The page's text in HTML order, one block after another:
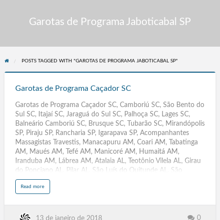
Garotas de Programa Jaboticabal SP
POSTS TAGGED WITH "GAROTAS DE PROGRAMA JABOTICABAL SP"
Caçador
Garotas de Programa Caçador SC
Garotas de Programa Caçador SC, Camboriú SC, São Bento do
Sul SC, Itajaí SC, Jaraguá do Sul SC, Palhoça SC, Lages SC,
Balneário Camboriú SC, Brusque SC, Tubarão SC, Mirandópolis
SP, Piraju SP, Rancharia SP, Igarapava SP, Acompanhantes
Massagistas Travestis, Manacapuru AM, Coari AM, Tabatinga
AM, Maués AM, Tefé AM, Manicoré AM, Humaitá AM,
Iranduba AM, Lábrea AM, Atalaia AL, Teotônio Vilela AL, Girau
do Ponciano AL, Pilar AL, São Luís do Quitunde AL, São
Sebastião AL, Maragogi AL, São José da Tapera AL, Jaboatão
dos Guararapes, Olinda, Caruaru, Paulista, Petrolina, Cabo de
Santa Cruz do Capibaribe, Ipojuca, Serra Talhada, Araripina,
Read morea
t
13 de janeiro de 2018 0